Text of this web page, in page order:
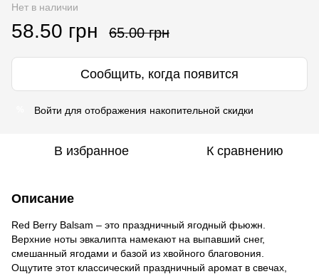
Нет в наличии
58.50 грн 65.00 грн
Сообщить, когда появится
Войти для отображения накопительной скидки
В избранное К сравнению
Описание
Red Berry Balsam – это праздничный ягодный фьюжн.
Верхние ноты эвкалипта намекают на выпавший снег,
смешанный ягодами и базой из хвойного благовония.
Ощутите этот классический праздничный аромат в свечах,